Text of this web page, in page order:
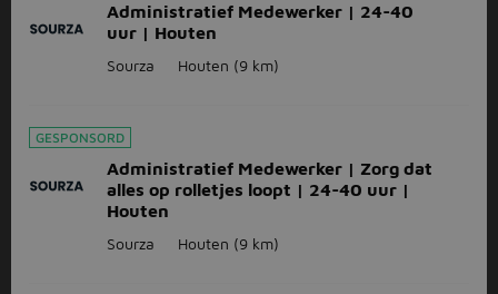
Administratief Medewerker | 24-40
uur | Houten
Sourza Houten (9 km)
GESPONSORD
Administratief Medewerker | Zorg dat
alles op rolletjes loopt | 24-40 uur |
Houten
Sourza Houten (9 km)